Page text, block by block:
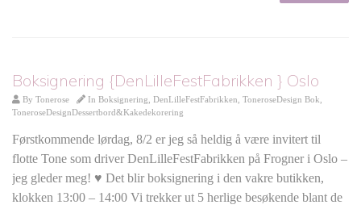
Boksignering {DenLilleFestFabrikken } Oslo
By Tonerose In Boksignering DenLilleFestFabrikken ToneroseDesign Bok
ToneroseDesignDessertbord&Kakedekorering
Førstkommende lørdag, 8/2 er jeg så heldig å være invitert til
flotte Tone som driver DenLilleFestFabrikken på Frogner i Oslo –
jeg gleder meg! ♥ Det blir boksignering i den vakre butikken,
klokken 13:00 – 14:00 Vi trekker ut 5 herlige besøkende blant de